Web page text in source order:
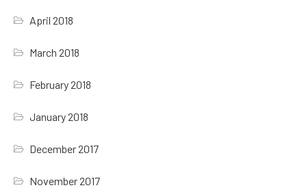
April 2018
March 2018
February 2018
January 2018
December 2017
November 2017